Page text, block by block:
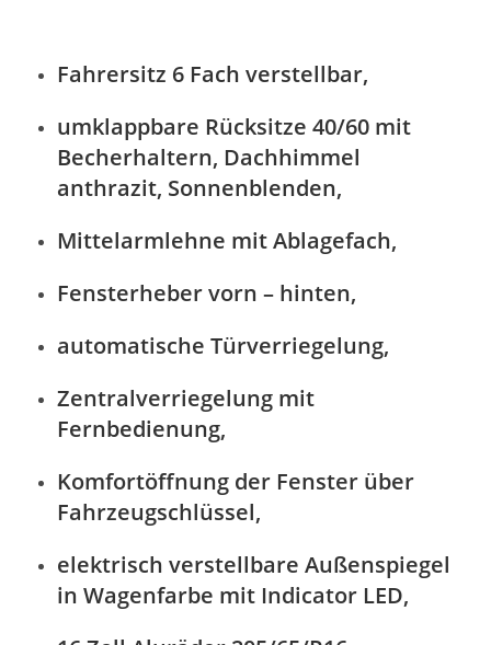
Fahrersitz 6 Fach verstellbar,
umklappbare Rücksitze 40/60 mit
Becherhaltern, Dachhimmel
anthrazit, Sonnenblenden,
Mittelarmlehne mit Ablagefach,
Fensterheber vorn – hinten,
automatische Türverriegelung,
Zentralverriegelung mit
Fernbedienung,
Komfortöffnung der Fenster über
Fahrzeugschlüssel,
elektrisch verstellbare Außenspiegel
in Wagenfarbe mit Indicator LED,